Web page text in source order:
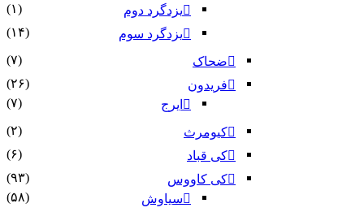
یزدگرد دوم
(۱)
یزدگرد سوم
(۱۴)
ضحاک
(۷)
فریدون
(۲۶)
ایرج
(۷)
کیومرث
(۲)
کی قباد
(۶)
کی کاووس
(۹۳)
سیاوش
(۵۸)